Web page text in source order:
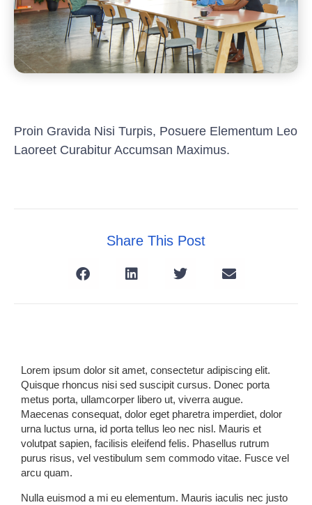
Proin Gravida Nisi Turpis, Posuere Elementum Leo
Laoreet Curabitur Accumsan Maximus.
Share This Post
Lorem ipsum dolor sit amet, consectetur adipiscing elit.
Quisque rhoncus nisi sed suscipit cursus. Donec porta
metus porta, ullamcorper libero ut, viverra augue.
Maecenas consequat, dolor eget pharetra imperdiet, dolor
urna luctus urna, id porta tellus leo nec nisl. Mauris et
volutpat sapien, facilisis eleifend felis. Phasellus rutrum
purus risus, vel vestibulum sem commodo vitae. Fusce vel
arcu quam.
Nulla euismod a mi eu elementum. Mauris iaculis nec justo